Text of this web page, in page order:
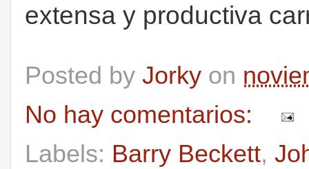
extensa y productiva
Posted by Jorky on
No hay comentarios:
Labels: Barry Beckett,